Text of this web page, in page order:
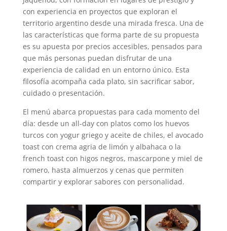
con experiencia en proyectos que exploran el
territorio argentino desde una mirada fresca. Una de
las características que forma parte de su propuesta
es su apuesta por precios accesibles, pensados para
que más personas puedan disfrutar de una
experiencia de calidad en un entorno único. Esta
filosofía acompaña cada plato, sin sacrificar sabor,
cuidado o presentación.
El menú abarca propuestas para cada momento del
día: desde un all-day con platos como los huevos
turcos con yogur griego y aceite de chiles, el avocado
toast con crema agria de limón y albahaca o la
french toast con higos negros, mascarpone y miel de
romero, hasta almuerzos y cenas que permiten
compartir y explorar sabores con personalidad.